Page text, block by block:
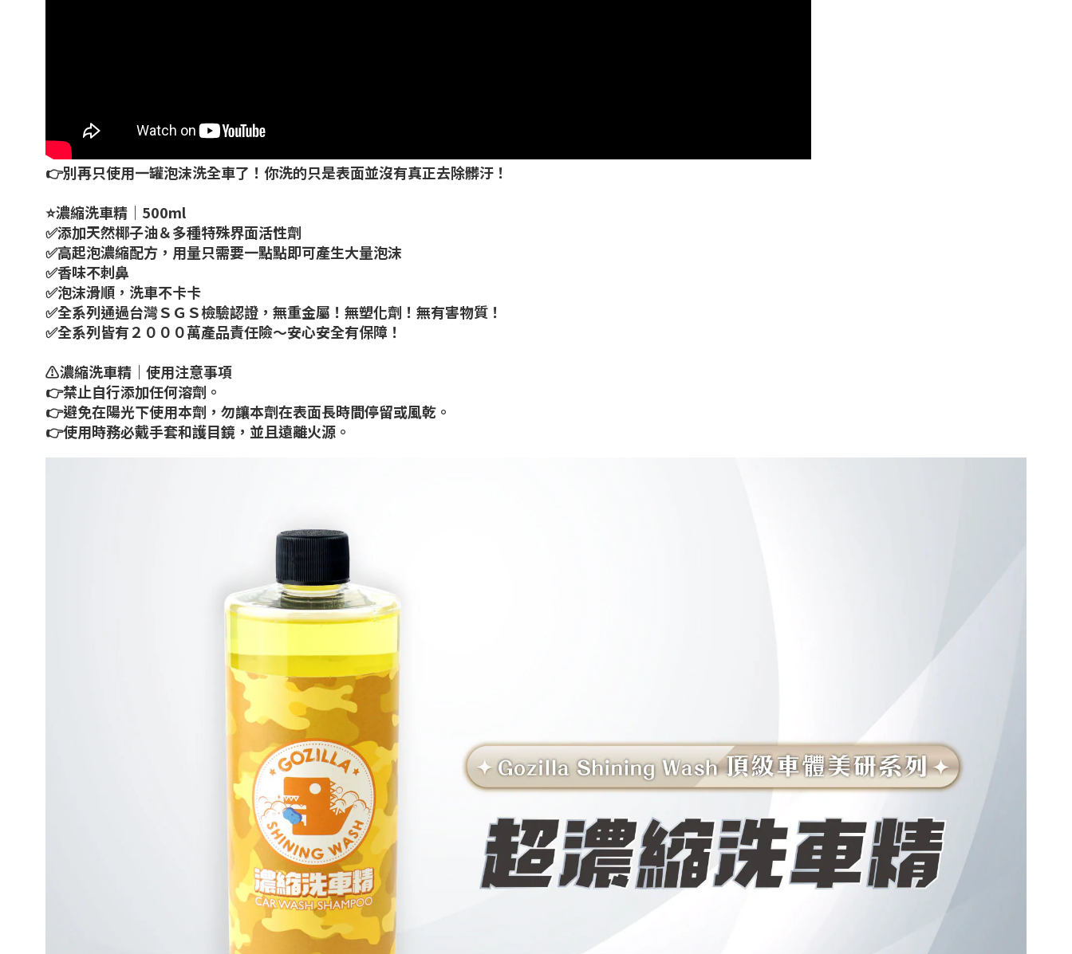
👉別再只使用一罐泡沫洗全車了！你洗的只是表面並沒有真正去除髒汙！
⭐️濃縮洗車精｜500ml
✅添加天然椰子油＆多種特殊界面活性劑
✅高起泡濃縮配方，用量只需要一點點即可產生大量泡沫
✅香味不刺鼻
✅泡沫滑順，洗車不卡卡
✅全系列通過台灣ＳＧＳ檢驗認證，無重金屬！無塑化劑！無有害物質！
✅全系列皆有２０００萬產品責任險～安心安全有保障！
⚠️濃縮洗車精｜使用注意事項
👉禁止自行添加任何溶劑。
👉避免在陽光下使用本劑，勿讓本劑在表面長時間停留或風乾。
👉使用時務必戴手套和護目鏡，並且遠離火源。